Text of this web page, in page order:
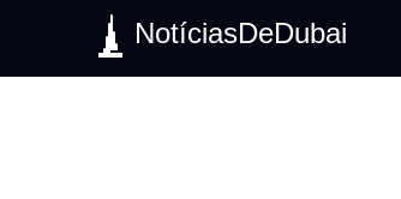
NotíciasDeDubai